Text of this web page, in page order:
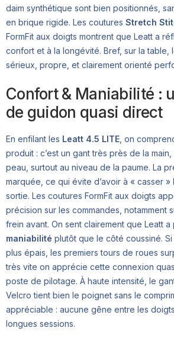
daim synthétique sont bien positionnés,
en brique rigide. Les coutures Stretch
FormFit aux doigts montrent que Leatt a
confort et à la longévité. Bref, sur la table,
sérieux, propre, et clairement orienté
Confort & Maniabilité :
de guidon quasi direct
En enfilant les Leatt 4.5 LITE , on
produit : c’est un gant très près de la
peau, surtout au niveau de la paume. La
marquée, ce qui évite d’avoir à « casser »
sortie. Les coutures FormFit aux doigts
précision sur les commandes, notamment
frein avant. On sent clairement que Leatt a
maniabilité plutôt que le côté coussiné.
plus épais, les premiers tours de roues
très vite on apprécie cette connexion
poste de pilotage. À haute intensité, le
Velcro tient bien le poignet sans le
appréciable : aucune gêne entre les
longues sessions.